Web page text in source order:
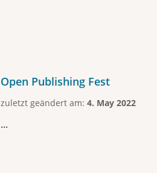
Open Publishing Fest
zuletzt geändert am: 4. May 2022
...